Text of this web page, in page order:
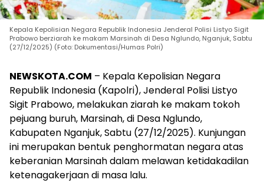
Kepala Kepolisian Negara Republik Indonesia Jenderal Polisi Listyo Sigit
Prabowo berziarah ke makam Marsinah di Desa Nglundo, Nganjuk, Sabtu
(27/12/2025) (Foto: Dokumentasi/Humas Polri)
NEWSKOTA.COM – Kepala Kepolisian Negara
Republik Indonesia (Kapolri), Jenderal Polisi Listyo
Sigit Prabowo, melakukan ziarah ke makam tokoh
pejuang buruh, Marsinah, di Desa Nglundo,
Kabupaten Nganjuk, Sabtu (27/12/2025). Kunjungan
ini merupakan bentuk penghormatan negara atas
keberanian Marsinah dalam melawan ketidakadilan
ketenagakerjaan di masa lalu.